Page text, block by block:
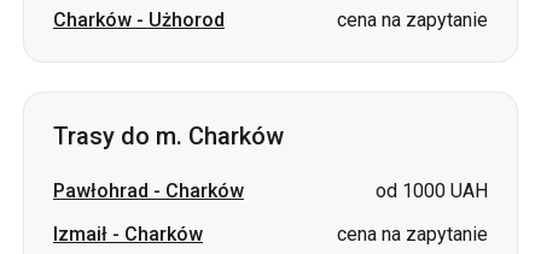
Charków - Użhorod cena na zapytanie
Trasy do m. Charków
Pawłohrad - Charków
od 1000 UAH
Izmaił - Charków
cena na zapytanie